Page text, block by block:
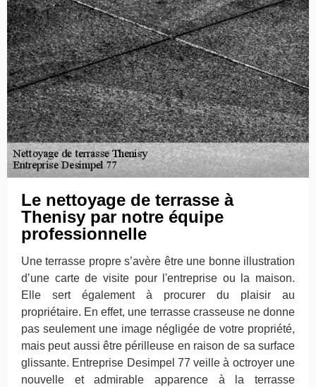
Le nettoyage de terrasse à
Thenisy par notre équipe
professionnelle
Une terrasse propre s’avère être une bonne illustration
d’une carte de visite pour l'entreprise ou la maison.
Elle sert également à procurer du plaisir au
propriétaire. En effet, une terrasse crasseuse ne donne
pas seulement une image négligée de votre propriété,
mais peut aussi être périlleuse en raison de sa surface
glissante. Entreprise Desimpel 77 veille à octroyer une
nouvelle et admirable apparence à la terrasse